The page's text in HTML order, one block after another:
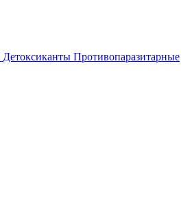
Детоксиканты Противопаразитарные